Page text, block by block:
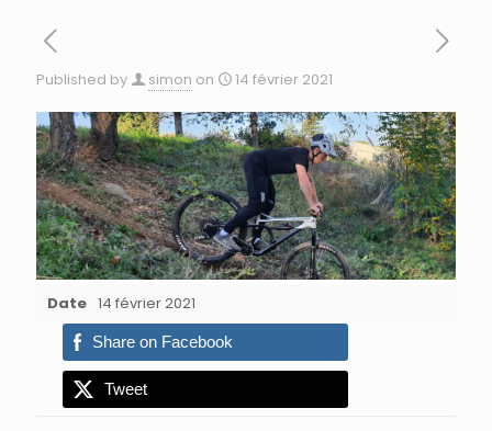
Published by simon on 14 février 2021
Date 14 février 2021
Share on Facebook
Tweet